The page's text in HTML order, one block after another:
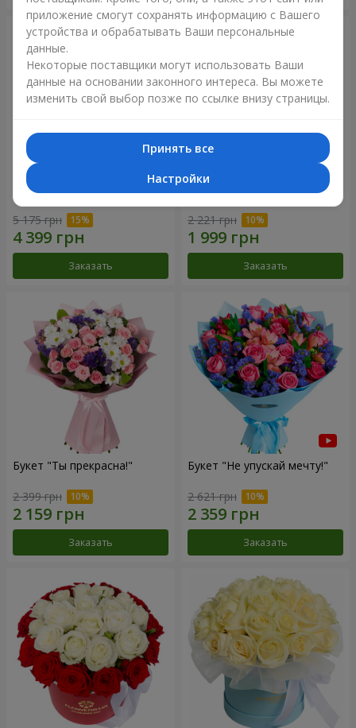
51 белая хризантема
5 175 грн
Заказать
Романтический букет
2 221 грн
Заказать
Букет "Ты прекрасна!"
2 399 грн
Заказать
Букет "Не упускай мечту!"
2 621 грн
Заказать
приложение смогут сохранять информацию с Вашего
устройства и обрабатывать Ваши персональные
данные.
Некоторые поставщики могут использовать Ваши
данные на основании законного интереса. Вы можете
изменить свой выбор позже по ссылке внизу страницы.
Принять все
Настройки